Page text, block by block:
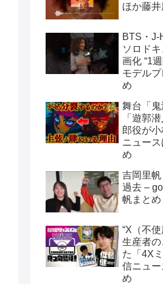
ほか藤
BTS・J-
ソロド
画化 “1
モデル
め
舞台「
「遊郭
郎役が
ニュー
め
吉岡里帆
過去 –
帆まとめ
“X（不
生産者
た「4X
信ニュー
め